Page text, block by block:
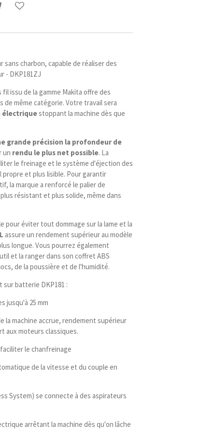
charbon, capable de réaliser des
- DKP181ZJ
fil issu de la gamme Makita offre des
même catégorie. Votre travail sera
électriquestoppant la machine dès que
grande précision la profondeur de
un rendu le plus net possible. La
le freinage et le système d'éjection des
et plus lisible. Pour garantir
la marque a renforcé le palier de
résistant et plus solide, même dans
pour éviter tout dommage sur la lame et la
assure un rendement supérieur au modèle
longue. Vous pourrez également
et la ranger dans son coffret ABS
de la poussière et de l'humidité.
batterie DKP181 :
jusqu'à 25 mm
la machine accrue, rendement supérieur
aux moteurs classiques.
le chanfreinage
de la vitesse et du couple en
System) se connecte à des aspirateurs
arrêtant la machine dès qu'on lâche